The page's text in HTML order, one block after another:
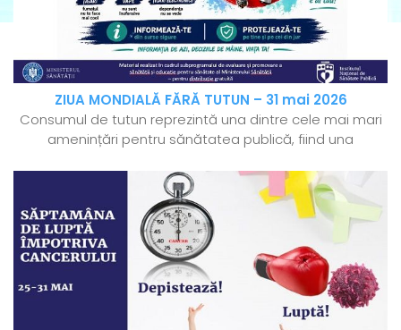
ZIUA MONDIALĂ FĂRĂ TUTUN – 31 mai 2026
Consumul de tutun reprezintă una dintre cele mai mari
amenințări pentru sănătatea publică, fiind una